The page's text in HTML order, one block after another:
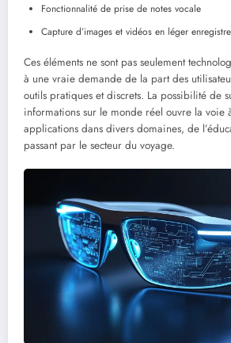
Fonctionnalité de prise de notes vocale
Capture d’images et vidéos en léger
Ces éléments ne sont pas seulement
à une vraie demande de la part des
outils pratiques et discrets. La possibilité de
informations sur le monde réel ouvre la voie
applications dans divers domaines, de
passant par le secteur du voyage.